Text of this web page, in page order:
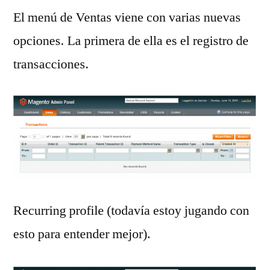
El menú de Ventas viene con varias nuevas
opciones. La primera de ella es el registro de
transacciones.
Recurring profile (todavía estoy jugando con
esto para entender mejor).